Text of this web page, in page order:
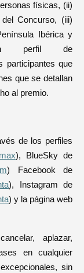
físicas, (ii)
Concurso, (iii)
Ibérica y
perfil de
participantes que
que se detallan
al premio.
de los perfiles
), BlueSky de
) Facebook de
), Instagram de
) y la página web
aplazar,
en cualquier
sin